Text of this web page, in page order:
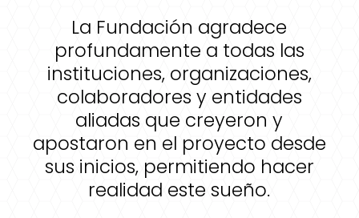
La Fundación agradece
profundamente a todas las
instituciones, organizaciones,
colaboradores y entidades
aliadas que creyeron y
apostaron en el proyecto desde
sus inicios, permitiendo hacer
realidad este sueño.